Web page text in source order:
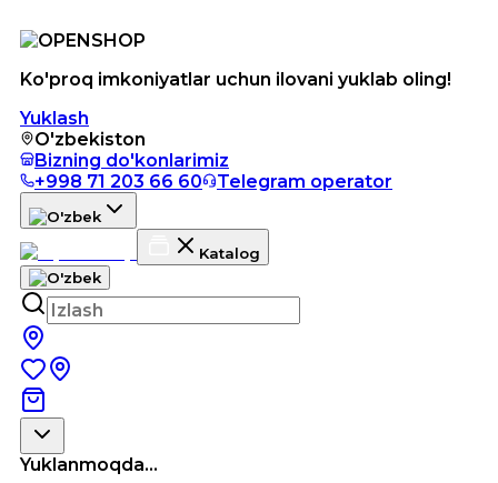
Ko'proq imkoniyatlar uchun ilovani yuklab oling!
Yuklash
O'zbekiston
Bizning do'konlarimiz
+998 71 203 66 60
Telegram operator
Katalog
Yuklanmoqda...